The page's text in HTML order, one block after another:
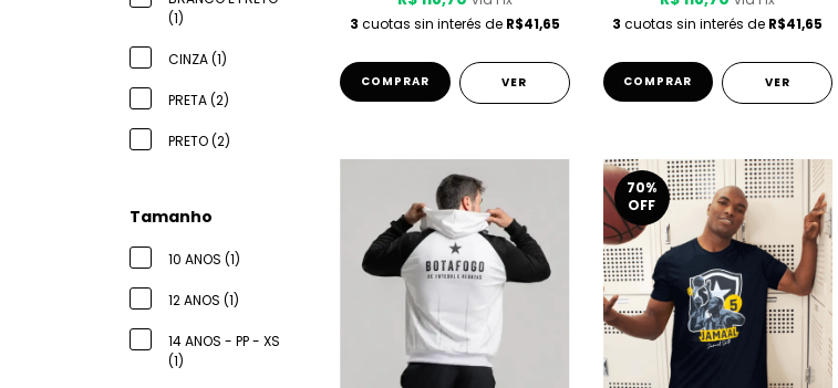
(1)
CINZA (1)
PRETA (2)
PRETO (2)
Tamanho
10 ANOS (1)
12 ANOS (1)
14 ANOS - PP - XS
(1)
3 cuotas sin interés de R$41,65
COMPRAR VER
3 cuotas sin interés de R$41,65
COMPRAR VER
70%
OFF